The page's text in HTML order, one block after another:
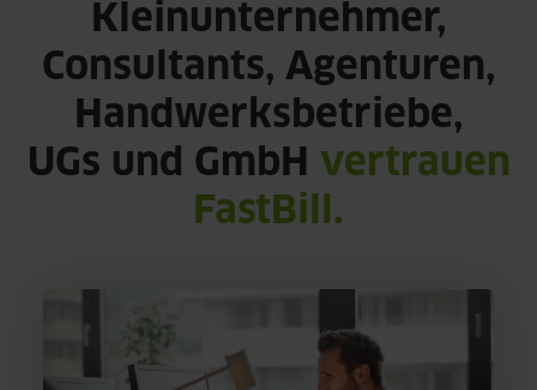
Kleinunternehmer,
Consultants, Agenturen,
Handwerksbetriebe,
UGs und GmbH vertrauen
FastBill.